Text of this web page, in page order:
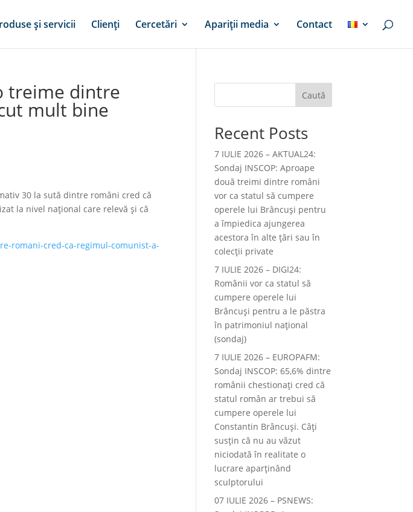
și servicii Clienți Cercetări Apariții media Contact
treime dintre
mult bine
30 la sută dintre români cred că
la nivel național care relevă și că
romani-cred-ca-regimul-comunist-a-
Caută
Recent Posts
7 IULIE 2026 – AKTUAL24:
Sondaj INSCOP: Aproape
două treimi dintre români
vor ca statul să cumpere
operele lui Brâncuşi pentru
a împiedica ajungerea
acestora în alte ţări sau în
colecţii private
7 IULIE 2026 – DIGI24:
Românii vor ca statul să
cumpere operele lui
Brâncuși pentru a le păstra
în patrimoniul național
(sondaj)
7 IULIE 2026 – EUROPAFM:
Sondaj INSCOP: 65,6% dintre
românii chestionați cred că
statul român ar trebui să
cumpere operele lui
Constantin Brâncuși. Câți
susțin că nu au văzut
niciodată în realitate o
lucrare aparținând
sculptorului
07 IULIE 2026 – PSNEWS: